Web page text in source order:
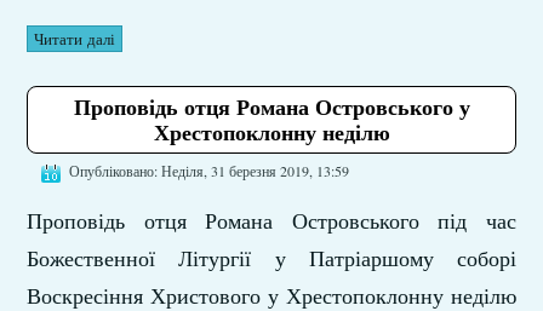
Читати далі
Проповідь отця Романа Островського у
Хрестопоклонну неділю
Опубліковано: Неділя, 31 березня 2019, 13:59
Проповідь отця Романа Островського під час
Божественної Літургії у Патріаршому соборі
Воскресіння Христового у Хрестопоклонну неділю